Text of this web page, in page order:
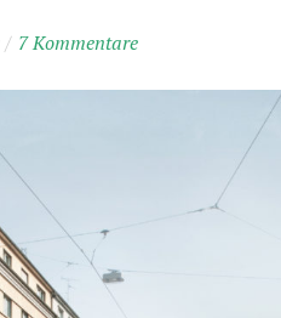
/ 7 Kommentare